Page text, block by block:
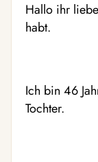
Hallo ihr
habt.
Ich bin 46
Tochter.